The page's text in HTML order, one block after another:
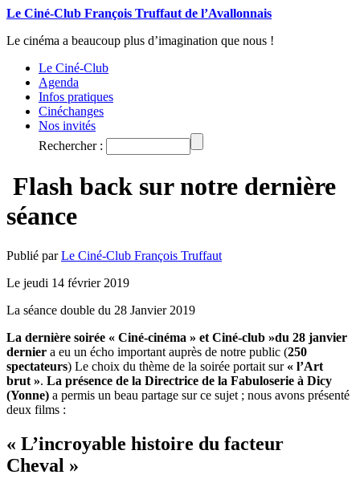
Le Ciné-Club François Truffaut de l’Avallonnais
Le cinéma a beaucoup plus d’imagination que nous !
Le Ciné-Club
Agenda
Infos pratiques
Cinéchanges
Nos invités
Rechercher :
Flash back sur notre dernière
séance
Publié parLe Ciné-Club François Truffaut
Le jeudi 14 février 2019
La séance double du 28 Janvier 2019
La dernière soirée « Ciné-cinéma » et Ciné-club »du 28 janvier
dernier a eu un écho important auprès de notre public (250
spectateurs) Le choix du thème de la soirée portait sur « l’Art
brut ». La présence de la Directrice de la Fabuloserie à Dicy
(Yonne) a permis un beau partage sur ce sujet ; nous avons présenté
deux films :
« L’incroyable histoire du facteur
Cheval »